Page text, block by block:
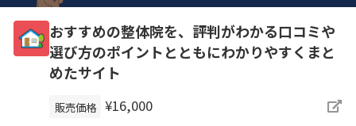
おすすめの整体院を、評判がわかる口コミや
選び方のポイントとともにわかりやすくまと
めたサイト
販売価格 ¥16,000